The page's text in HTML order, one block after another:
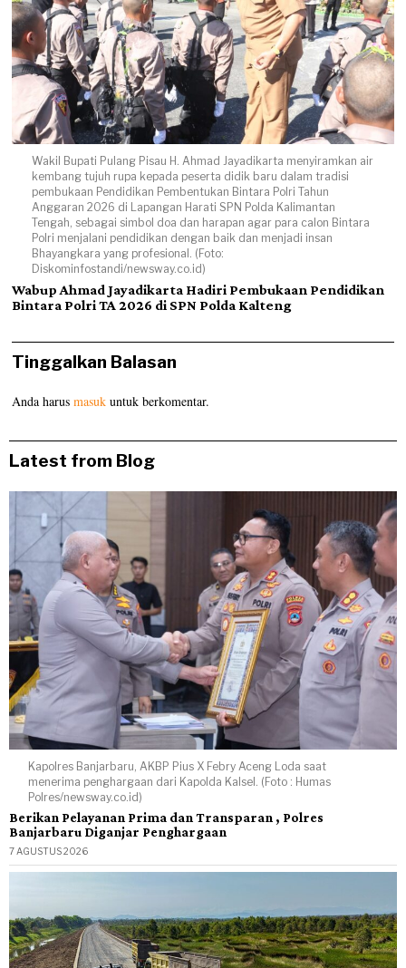
Wakil Bupati Pulang Pisau H. Ahmad Jayadikarta menyiramkan air
kembang tujuh rupa kepada peserta didik baru dalam tradisi
pembukaan Pendidikan Pembentukan Bintara Polri Tahun
Anggaran 2026 di Lapangan Harati SPN Polda Kalimantan
Tengah, sebagai simbol doa dan harapan agar para calon Bintara
Polri menjalani pendidikan dengan baik dan menjadi insan
Bhayangkara yang profesional. (Foto:
Diskominfostandi/newsway.co.id)
Wabup Ahmad Jayadikarta Hadiri Pembukaan Pendidikan
Bintara Polri TA 2026 di SPN Polda Kalteng
Tinggalkan Balasan
Anda harusmasuk untuk berkomentar.
Latest from Blog
Kapolres Banjarbaru, AKBP Pius X Febry Aceng Loda saat
menerima penghargaan dari Kapolda Kalsel. (Foto : Humas
Polres/newsway.co.id)
Berikan Pelayanan Prima dan Transparan , Polres
Banjarbaru Diganjar Penghargaan
7 AGUSTUS 2026